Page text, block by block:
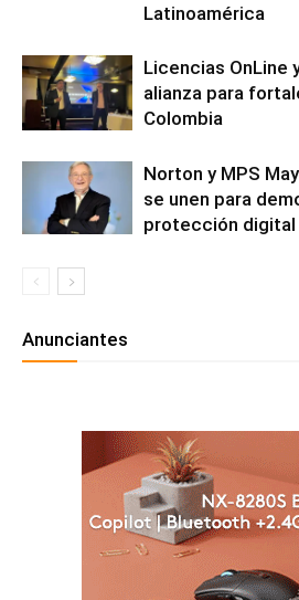
Latinoamérica
Licencias OnLine
alianza para
Colombia
Norton y MPS
se unen para
protección digital
Anunciantes